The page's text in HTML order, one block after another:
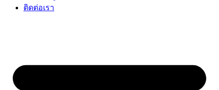
ติดต่อเรา